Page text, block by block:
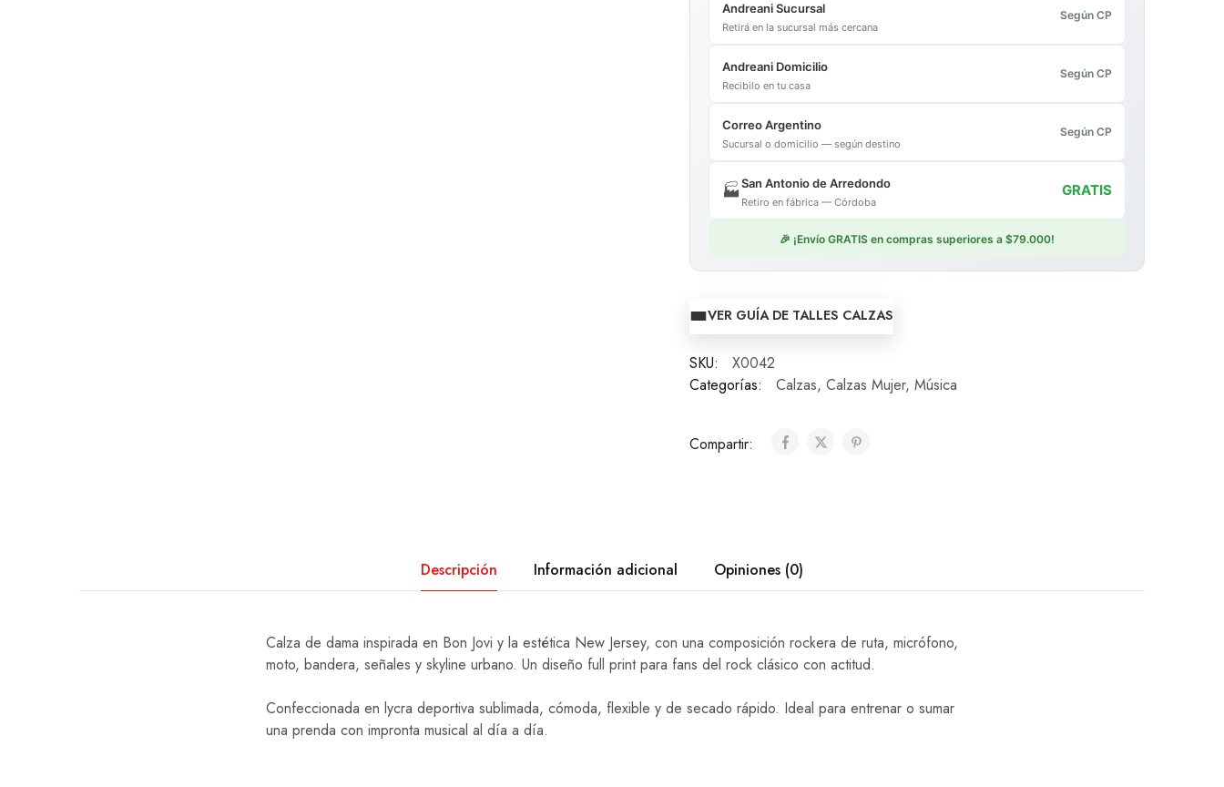
Andreani Sucursal
Retirá en la sucursal más cercana
Según CP
Andreani Domicilio
Recibilo en tu casa
Según CP
Correo Argentino
Sucursal o domicilio — según destino
Según CP
🏭San Antonio de Arredondo
Retiro en fábrica — Córdoba
GRATIS
🎉 ¡Envío GRATIS en compras superiores a $79.000!
VER GUÍA DE TALLES CALZAS
SKU:
X0042
Categorías:
Calzas, Calzas Mujer, Música
Compartir:
Descripción Información adicional Opiniones (0)
Calza de dama inspirada en Bon Jovi y la estética New Jersey, con una composición rockera de ruta, micrófono,
moto, bandera, señales y skyline urbano. Un diseño full print para fans del rock clásico con actitud.
Confeccionada en lycra deportiva sublimada, cómoda, flexible y de secado rápido. Ideal para entrenar o sumar
una prenda con impronta musical al día a día.